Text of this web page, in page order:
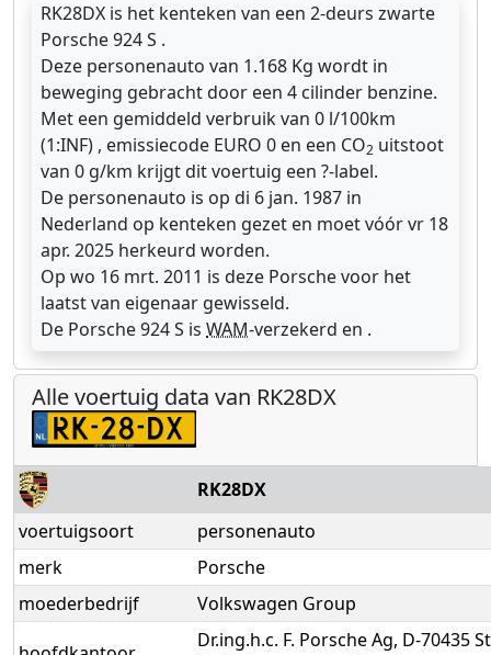
RK28DX is het kenteken van een 2-deurs zwarte
Porsche 924 S .
Deze personenauto van 1.168 Kg wordt in
beweging gebracht door een 4 cilinder benzine.
Met een gemiddeld verbruik van 0 l/100km
(1:INF) , emissiecode EURO 0 en een CO2 uitstoot
van 0 g/km krijgt dit voertuig een ?-label.
De personenauto is op di 6 jan. 1987 in
Nederland op kenteken gezet en moet vóór vr 18
apr. 2025 herkeurd worden.
Op wo 16 mrt. 2011 is deze Porsche voor het
laatst van eigenaar gewisseld.
De Porsche 924 S is WAM-verzekerd en .
Alle voertuig data van RK28DX
RK28DX
voertuigsoort
personenauto
merk
Porsche
moederbedrijf
Volkswagen Group
Dr.ing.h.c. F. Porsche Ag, D-70435